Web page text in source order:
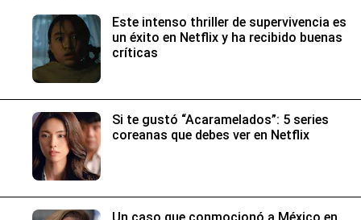
Este intenso thriller de supervivencia es
un éxito en Netflix y ha recibido buenas
críticas
Si te gustó “Acaramelados”: 5 series
coreanas que debes ver en Netflix